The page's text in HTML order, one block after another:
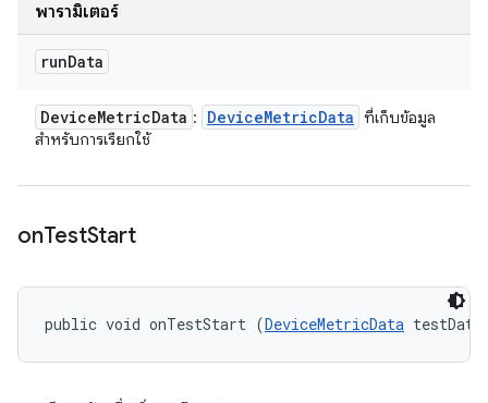
พารามิเตอร์
runData
DeviceMetricData : DeviceMetricData ที่เก็บข้อมูล
สําหรับการเรียกใช้
onTestStart
public void onTestStart (DeviceMetricData